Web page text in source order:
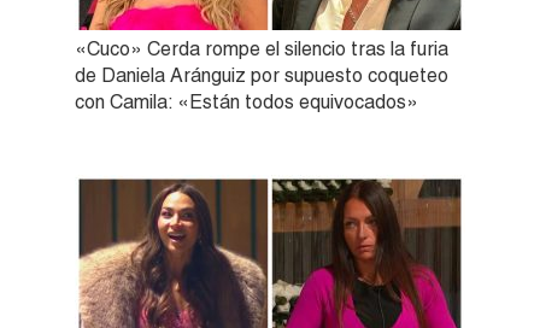
«Cuco» Cerda rompe el silencio tras la furia
de Daniela Aránguiz por supuesto coqueteo
con Camila: «Están todos equivocados»